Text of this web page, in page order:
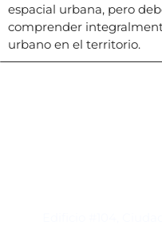
espacial urbana, pero
comprender
urbano en el territorio.